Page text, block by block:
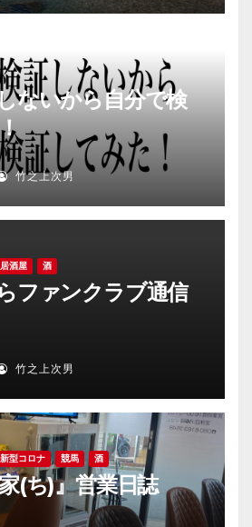
ないから自分で検
竹之上次男
居酒屋 酒
ファンクラブ通信
竹之上次男
新型コロナ 競馬 酒
(ち)』営業日誌